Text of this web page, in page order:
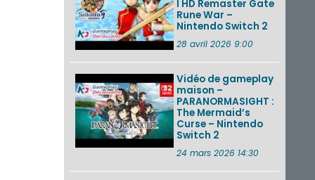
I HD Remaster Gate
Rune War –
Nintendo Switch 2
28 avril 2026 9:00
Vidéo de gameplay
maison –
PARANORMASIGHT :
The Mermaid’s
Curse – Nintendo
Switch 2
24 mars 2026 14:30